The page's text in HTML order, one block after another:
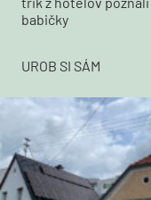
babičky
UROB SI SÁM